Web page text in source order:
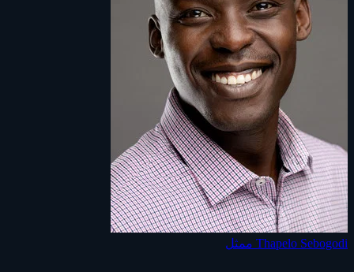
Thapelo Sebogodi ممثل